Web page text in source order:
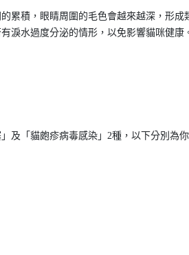
累積，眼睛周圍的毛色會越來越深，形成
淚水過度分泌的情形，以免影響貓咪健康
及「貓皰疹病毒感染」2種，以下分別為